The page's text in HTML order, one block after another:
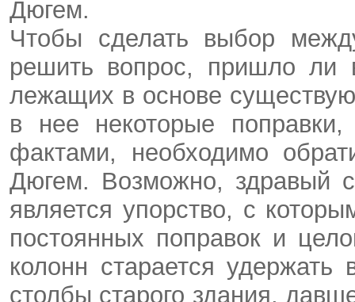
Дюгем.
Чтобы сделать выбор
решить вопрос, пришло ли
лежащих в основе
в нее некоторые
фактами, необходимо
Дюгем. Возможно, здравый
является упорство, с
постоянных поправок и
колонн старается
столбы старого здания,